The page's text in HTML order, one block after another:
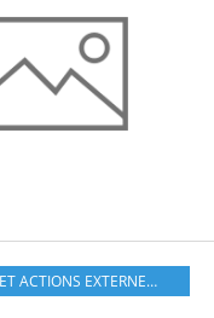
POLITIQUES ET ACTIONS EXTERNES DE L'UE